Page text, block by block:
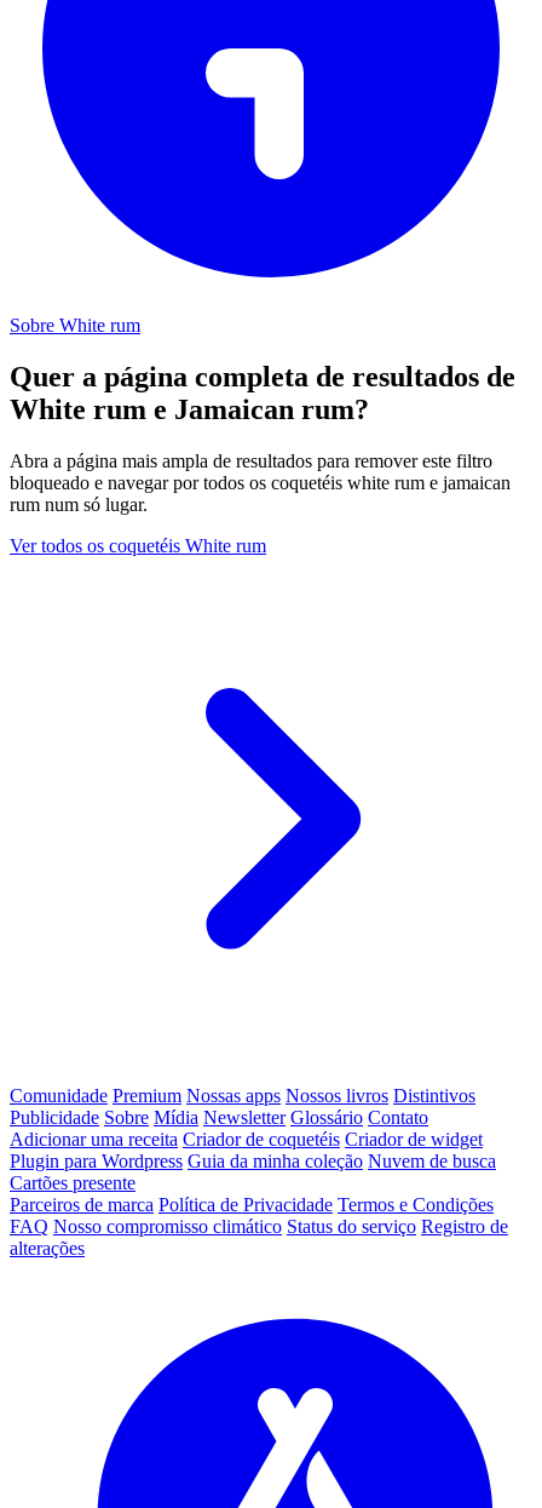
Sobre White rum
Quer a página completa de resultados de
White rum e Jamaican rum?
Abra a página mais ampla de resultados para remover este filtro
bloqueado e navegar por todos os coquetéis white rum e jamaican
rum num só lugar.
Ver todos os coquetéis White rum
Comunidade Premium Nossas apps Nossos livros Distintivos
Publicidade Sobre Mídia Newsletter Glossário Contato
Adicionar uma receita Criador de coquetéis Criador de widget
Plugin para Wordpress Guia da minha coleção Nuvem de busca
Cartões presente
Parceiros de marca Política de Privacidade Termos e Condições
FAQ Nosso compromisso climático Status do serviço Registro de
alterações